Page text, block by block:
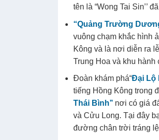
tên là “Wong Tai Sin’’
“Quảng Trường
vuông chạm khắc hình
Kông và là nơi diễn ra
Trung Hoa và khu
Đoàn khám phá“Đại Lộ
tiếng Hồng Kông trong
Thái Bình’’nơi có giá
và Cửu Long. Tại đây
đường chân trời tráng